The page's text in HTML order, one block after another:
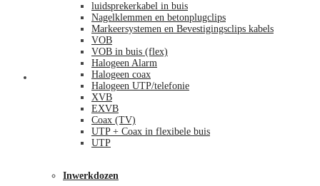
Mijn account
luidsprekerkabel in buis
Nagelklemmen en betonplugclips
Markeersystemen en Bevestigingsclips kabels
VOB
VOB in buis (flex)
Halogeen Alarm
Halogeen coax
Halogeen UTP/telefonie
XVB
EXVB
Coax (TV)
UTP + Coax in flexibele buis
UTP
Inwerkdozen